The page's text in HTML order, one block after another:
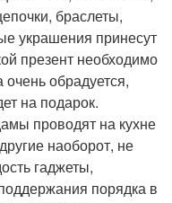
браслеты,
украшения принесут
презент необходимо
обрадуется,
на подарок.
проводят на кухне
наоборот, не
гаджеты,
порядка в